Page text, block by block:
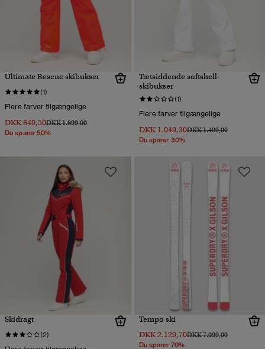
Ultimate Rescue skibukser
(1)
Flere farver tilgængelige
DKK 849,50Pris nedsat fra
DKK 1.699,00til
Du sparer 50%
Tætsiddende softshell-
skibukser
(1)
Flere farver tilgængelige
DKK 1.049,30Pris nedsat fra
DKK 1.499,00til
Du sparer 30%
Skidragt
(2)
Tempo ski
DKK 2.129,70Pris nedsat fra
DKK 7.099,00til
Du sparer 70%